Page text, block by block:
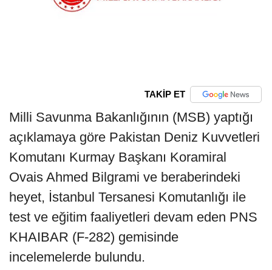
TAKİP ET
Milli Savunma Bakanlığının (MSB) yaptığı
açıklamaya göre Pakistan Deniz Kuvvetleri
Komutanı Kurmay Başkanı Koramiral
Ovais Ahmed Bilgrami ve beraberindeki
heyet, İstanbul Tersanesi Komutanlığı ile
test ve eğitim faaliyetleri devam eden PNS
KHAIBAR (F-282) gemisinde
incelemelerde bulundu.